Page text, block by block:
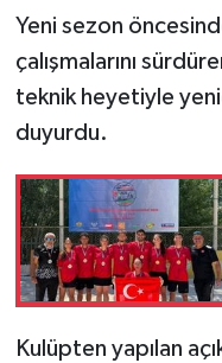
Yeni sezon
çalışmalarını
teknik heyetiyle
duyurdu.
Kulüpten yapılan
KÜLTÜR SANAT
LAPTA
LEFKOŞA
MAGAZİN
Nöbetçi